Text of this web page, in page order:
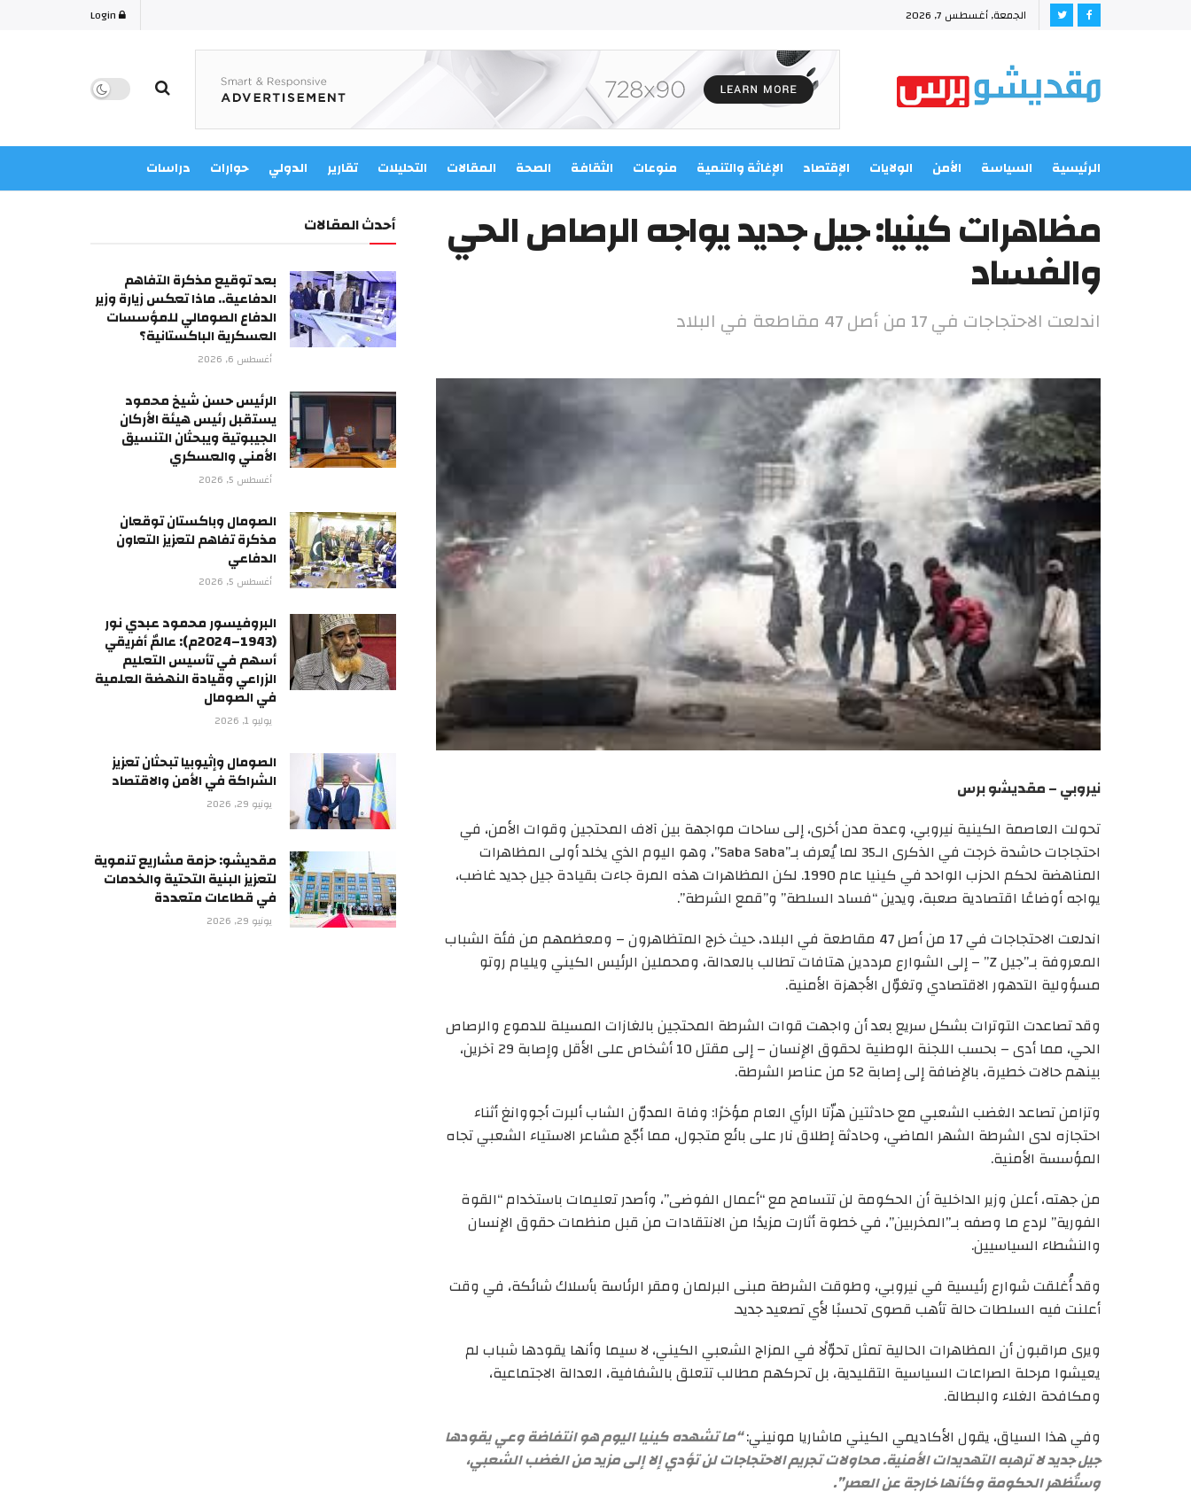
الجمعة, أغسطس 7, 2026
الرئيسية السياسة الأمن الولايات الإقتصاد الإغاثة والتنمية منوعات الثقافة الصحة المقالات التحليلات تقارير الدولي حوارات دراسات
مظاهرات كينيا: جيل جديد يواجه الرصاص الحي
والفساد
اندلعت الاحتجاجات في 17 من أصل 47 مقاطعة في البلاد
نيروبي – مقديشو برس
تحولت العاصمة الكينية نيروبي، وعدة مدن أخرى، إلى ساحات مواجهة بين آلاف المحتجين وقوات الأمن، في
احتجاجات حاشدة خرجت في الذكرى الـ35 لما يُعرف بـ”Saba Saba”، وهو اليوم الذي يخلد أولى المظاهرات
المناهضة لحكم الحزب الواحد في كينيا عام 1990. لكن المظاهرات هذه المرة جاءت بقيادة جيل جديد غاضب،
يواجه أوضاعًا اقتصادية صعبة، ويدين “فساد السلطة” و”قمع الشرطة”.
اندلعت الاحتجاجات في 17 من أصل 47 مقاطعة في البلاد، حيث خرج المتظاهرون – ومعظمهم من فئة الشباب
المعروفة بـ”جيل Z” – إلى الشوارع مرددين هتافات تطالب بالعدالة، ومحملين الرئيس الكيني ويليام روتو
مسؤولية التدهور الاقتصادي وتغوّل الأجهزة الأمنية.
وقد تصاعدت التوترات بشكل سريع بعد أن واجهت قوات الشرطة المحتجين بالغازات المسيلة للدموع والرصاص
الحي، مما أدى – بحسب اللجنة الوطنية لحقوق الإنسان – إلى مقتل 10 أشخاص على الأقل وإصابة 29 آخرين،
بينهم حالات خطيرة، بالإضافة إلى إصابة 52 من عناصر الشرطة.
وتزامن تصاعد الغضب الشعبي مع حادثتين هزّتا الرأي العام مؤخرًا: وفاة المدوّن الشاب ألبرت أجووانغ أثناء
احتجازه لدى الشرطة الشهر الماضي، وحادثة إطلاق نار على بائع متجول، مما أجّج مشاعر الاستياء الشعبي تجاه
المؤسسة الأمنية.
من جهته، أعلن وزير الداخلية أن الحكومة لن تتسامح مع “أعمال الفوضى”، وأصدر تعليمات باستخدام “القوة
الفورية” لردع ما وصفه بـ”المخربين”، في خطوة أثارت مزيدًا من الانتقادات من قبل منظمات حقوق الإنسان
والنشطاء السياسيين.
وقد أُغلقت شوارع رئيسية في نيروبي، وطوقت الشرطة مبنى البرلمان ومقر الرئاسة بأسلاك شائكة، في وقت
أعلنت فيه السلطات حالة تأهب قصوى تحسبًا لأي تصعيد جديد.
ويرى مراقبون أن المظاهرات الحالية تمثل تحوّلًا في المزاج الشعبي الكيني، لا سيما وأنها يقودها شباب لم
يعيشوا مرحلة الصراعات السياسية التقليدية، بل تحركهم مطالب تتعلق بالشفافية، العدالة الاجتماعية،
ومكافحة الغلاء والبطالة.
وفي هذا السياق، يقول الأكاديمي الكيني ماشاريا مونيني:“ما تشهده كينيا اليوم هو انتفاضة وعي يقودها
جيل جديد لا ترهبه التهديدات الأمنية. محاولات تجريم الاحتجاجات لن تؤدي إلا إلى مزيد من الغضب الشعبي،
وستُظهر الحكومة وكأنها خارجة عن العصر”.
أحدث المقالات
بعد توقيع مذكرة التفاهم
الدفاعية.. ماذا تعكس زيارة وزير
الدفاع الصومالي للمؤسسات
العسكرية الباكستانية؟
أغسطس 6, 2026
الرئيس حسن شيخ محمود
يستقبل رئيس هيئة الأركان
الجيبوتية ويبحثان التنسيق
الأمني والعسكري
أغسطس 5, 2026
الصومال وباكستان توقعان
مذكرة تفاهم لتعزيز التعاون
الدفاعي
أغسطس 5, 2026
البروفيسور محمود عبدي نور
(1943–2024م): عالمٌ أفريقي
أسهم في تأسيس التعليم
الزراعي وقيادة النهضة العلمية
في الصومال
يوليو 1, 2026
الصومال وإثيوبيا تبحثان تعزيز
الشراكة في الأمن والاقتصاد
يونيو 29, 2026
مقديشو: حزمة مشاريع تنموية
لتعزيز البنية التحتية والخدمات
في قطاعات متعددة
يونيو 29, 2026